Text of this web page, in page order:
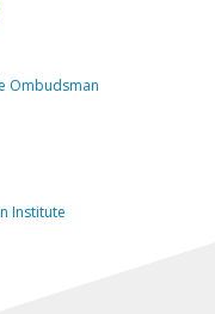
Ombudsman
Institute